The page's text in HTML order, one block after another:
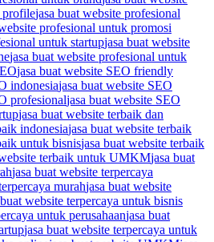
profilejasa buat website profesional
profesional untuk promosi
untuk startupjasa buat website
jasa buat website profesional untuk
jasa buat website SEO friendly
indonesiajasa buat website SEO
profesionaljasa buat website SEO
jasa buat website terbaik dan
indonesiajasa buat website terbaik
untuk bisnisjasa buat website terbaik
terbaik untuk UMKMjasa buat
jasa buat website terpercaya
murahjasa buat website
website terpercaya untuk bisnis
untuk perusahaanjasa buat
jasa buat website terpercaya untuk